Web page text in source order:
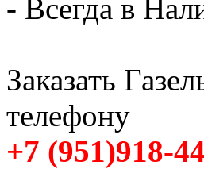
- Всегда в
Заказать
телефону
+7 (951)918-